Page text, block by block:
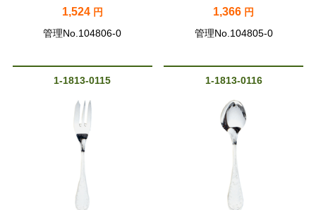
1,524 円
管理No.104806-0
1,366 円
管理No.104805-0
1-1813-0115 1-1813-0116